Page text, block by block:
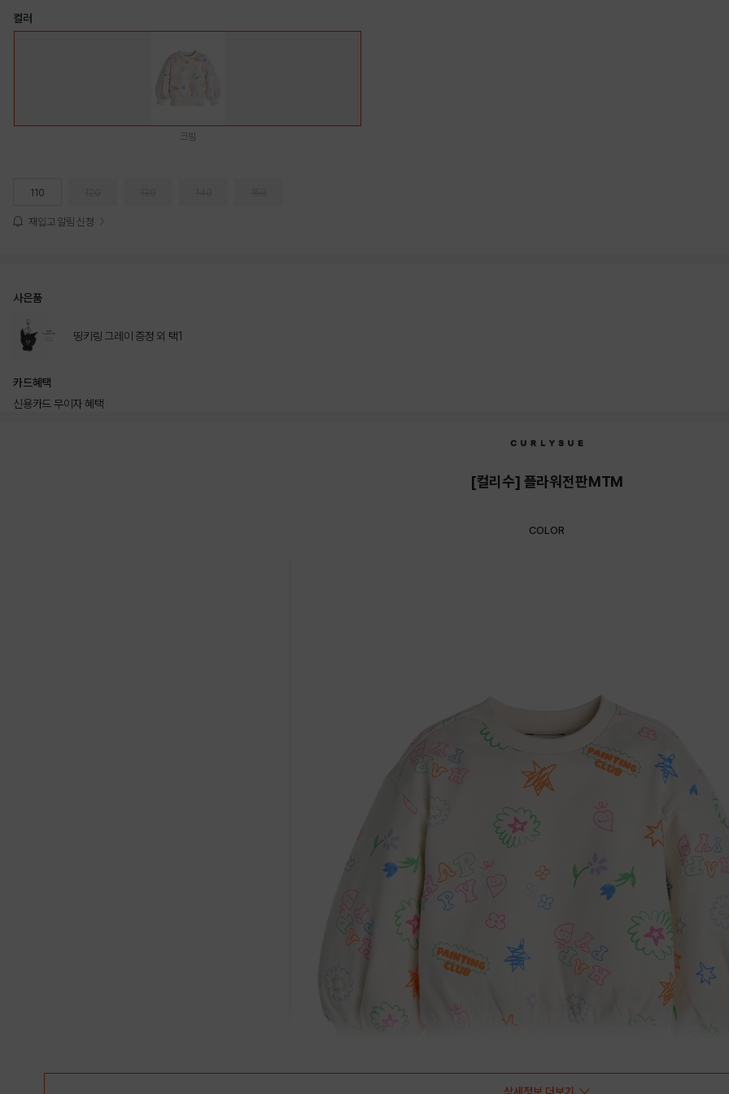
컬러
크림
110
재입고 알림 신청
사은품
띵키링 그레이 증정 외 택1
카드혜택
신용카드 무이자 혜택
[컬리수] 플라워전판MTM
COLOR